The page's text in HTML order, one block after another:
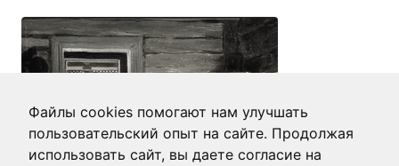
Файлы cookies помогают нам улучшать
пользовательский опыт на сайте. Продолжая
использовать сайт, вы даете согласие на